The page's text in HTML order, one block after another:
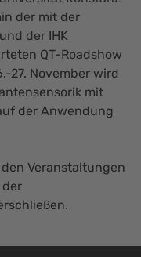
der mit der
der IHK
QT-Roadshow
27. November wird
mit
der Anwendung
Veranstaltungen
der